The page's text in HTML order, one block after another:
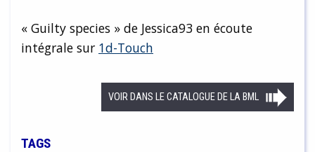
« Guilty species » de Jessica93 en écoute
intégrale sur 1d-Touch
VOIR DANS LE CATALOGUE DE LA BML
TAGS